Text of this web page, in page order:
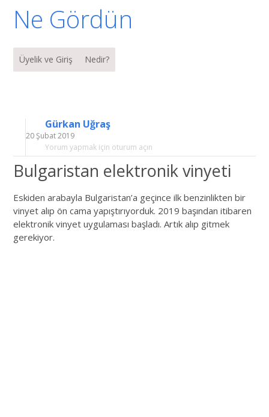
Ne Gördün
Menü
İçeriğe geç
Üyelik ve Giriş Nedir?
Gürkan Uğraş
20 Şubat 2019
Yorum yapmak için oturum açın
Bulgaristan elektronik vinyeti
Eskiden arabayla Bulgaristan’a geçince ilk benzinlikten bir
vinyet alıp ön cama yapıştırıyorduk. 2019 başından itibaren
elektronik vinyet uygulaması başladı. Artık alıp gitmek
gerekiyor.